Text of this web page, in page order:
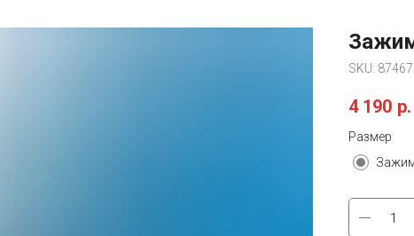
SKU:
4 190 р.
Размер